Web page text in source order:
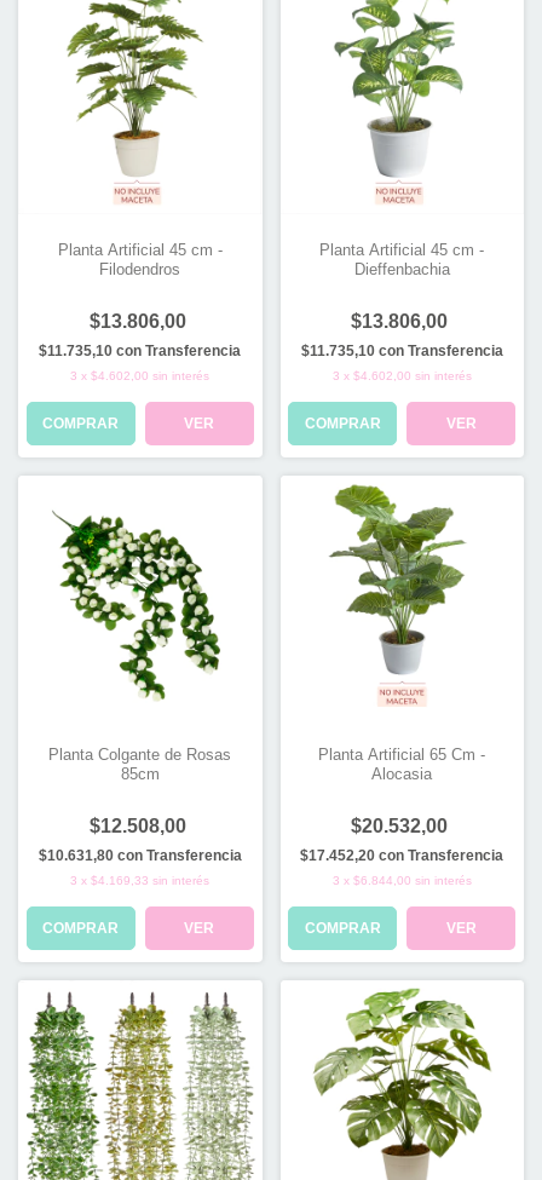
Planta Artificial 45 cm -
Filodendros
$13.806,00
$11.735,10con Transferencia
3 x$4.602,00 sin interés
COMPRAR VER
Planta Artificial 45 cm -
Dieffenbachia
$13.806,00
$11.735,10 con Transferencia
3 x $4.602,00 sin interés
COMPRAR VER
Planta Colgante de Rosas
85cm
$12.508,00
$10.631,80 con Transferencia
3 x$4.169,33 sin interés
COMPRAR VER
Planta Artificial 65 Cm -
Alocasia
$20.532,00
$17.452,20con Transferencia
3 x $6.844,00 sin interés
COMPRAR VER